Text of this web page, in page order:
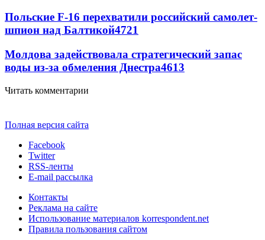
Польские F-16 перехватили российский самолет-
шпион над Балтикой4721
Молдова задействовала стратегический запас
воды из-за обмеления Днестра4613
Читать комментарии
Полная версия сайта
Facebook
Twitter
RSS-ленты
E-mail рассылка
Контакты
Реклама на сайте
Использование материалов korrespondent.net
Правила пользования сайтом